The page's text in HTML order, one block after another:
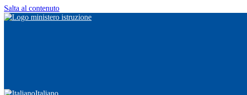
Salta al contenuto
Italiano